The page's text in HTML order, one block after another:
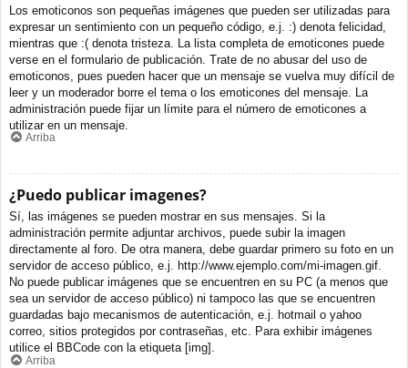
Los emoticonos son pequeñas imágenes que pueden ser utilizadas para
expresar un sentimiento con un pequeño código, e.j. :) denota felicidad,
mientras que :( denota tristeza. La lista completa de emoticones puede
verse en el formulario de publicación. Trate de no abusar del uso de
emoticonos, pues pueden hacer que un mensaje se vuelva muy difícil de
leer y un moderador borre el tema o los emoticones del mensaje. La
administración puede fijar un límite para el número de emoticones a
utilizar en un mensaje.
Arriba
¿Puedo publicar imagenes?
Sí, las imágenes se pueden mostrar en sus mensajes. Si la
administración permite adjuntar archivos, puede subir la imagen
directamente al foro. De otra manera, debe guardar primero su foto en un
servidor de acceso público, e.j. http://www.ejemplo.com/mi-imagen.gif.
No puede publicar imágenes que se encuentren en su PC (a menos que
sea un servidor de acceso público) ni tampoco las que se encuentren
guardadas bajo mecanismos de autenticación, e.j. hotmail o yahoo
correo, sitios protegidos por contraseñas, etc. Para exhibir imágenes
utilice el BBCode con la etiqueta [img].
Arriba